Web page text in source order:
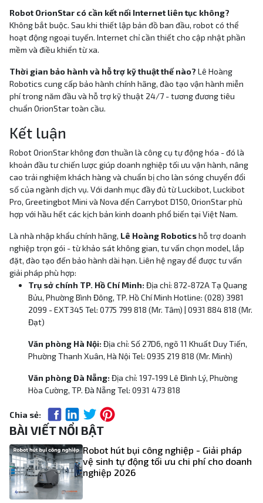
Robot OrionStar có cần kết nối Internet liên tục không?
Không bắt buộc. Sau khi thiết lập bản đồ ban đầu, robot có thể
hoạt động ngoại tuyến. Internet chỉ cần thiết cho cập nhật phần
mềm và điều khiển từ xa.
Thời gian bảo hành và hỗ trợ kỹ thuật thế nào? Lê Hoàng
Robotics cung cấp bảo hành chính hãng, đào tạo vận hành miễn
phí trong năm đầu và hỗ trợ kỹ thuật 24/7 - tương đương tiêu
chuẩn OrionStar toàn cầu.
Kết luận
Robot OrionStar không đơn thuần là công cụ tự động hóa - đó là
khoản đầu tư chiến lược giúp doanh nghiệp tối ưu vận hành, nâng
cao trải nghiệm khách hàng và chuẩn bị cho làn sóng chuyển đổi
số của ngành dịch vụ. Với danh mục đầy đủ từ Luckibot, Luckibot
Pro, Greetingbot Mini và Nova đến Carrybot D150, OrionStar phù
hợp với hầu hết các kịch bản kinh doanh phổ biến tại Việt Nam.
Là nhà nhập khẩu chính hãng, Lê Hoàng Roboticshỗ trợ doanh
nghiệp trọn gói - từ khảo sát không gian, tư vấn chọn model, lắp
đặt, đào tạo đến bảo hành dài hạn. Liên hệ ngay để được tư vấn
giải pháp phù hợp:
Trụ sở chính TP. Hồ Chí Minh: Địa chỉ: 872-872A Tạ Quang
Bửu, Phường Bình Đông, TP. Hồ Chí Minh Hotline: (028) 3981
2099 - EXT345 Tel: 0775 799 818 (Mr. Tâm) | 0931 884 818 (Mr.
Đạt)
Văn phòng Hà Nội: Địa chỉ: Số 27D6, ngõ 11 Khuất Duy Tiến,
Phường Thanh Xuân, Hà Nội Tel: 0935 219 818 (Mr. Minh)
Văn phòng Đà Nẵng: Địa chỉ: 197-199 Lê Đình Lý, Phường
Hòa Cường, TP. Đà Nẵng Tel: 0931 473 818
Chia sẻ:
BÀI VIẾT NỔI BẬT
Robot hút bụi công nghiệp - Giải pháp
vệ sinh tự động tối ưu chi phí cho doanh
nghiệp 2026